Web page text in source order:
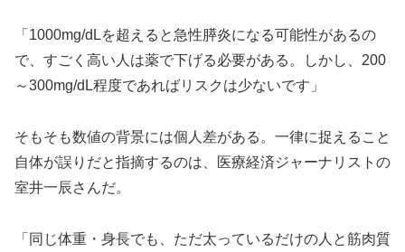
「1000mg/dLを超えると急性膵炎になる可能性があるの
で、すごく高い人は薬で下げる必要がある。しかし、200
～300mg/dL程度であればリスクは少ないです」
そもそも数値の背景には個人差がある。一律に捉えること
自体が誤りだと指摘するのは、医療経済ジャーナリストの
室井一辰さんだ。
「同じ体重・身長でも、ただ太っているだけの人と筋肉質